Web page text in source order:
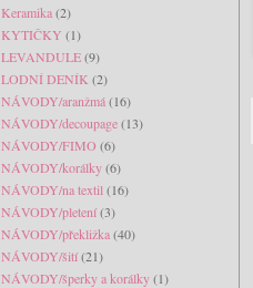
Keramika(2)
KYTIČKY (1)
LEVANDULE(9)
LODNÍ DENÍK (2)
NÁVODY/aranžmá(16)
NÁVODY/decoupage(13)
NÁVODY/FIMO (6)
NÁVODY/korálky(6)
NÁVODY/na textil (16)
NÁVODY/pletení(3)
NÁVODY/překližka(40)
NÁVODY/šití(21)
NÁVODY/šperky a korálky(1)